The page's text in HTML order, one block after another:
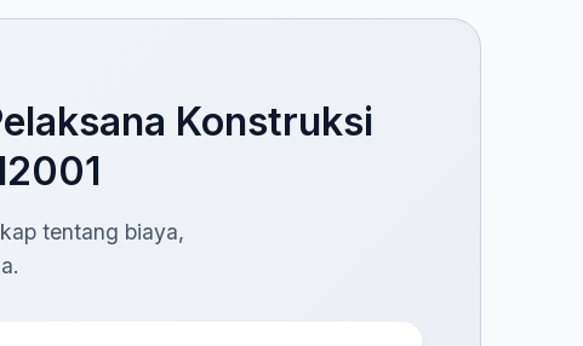
Konstruksi
tentang biaya,